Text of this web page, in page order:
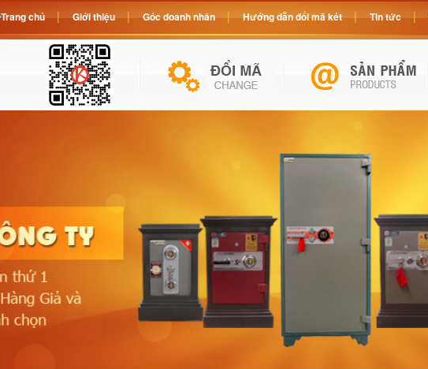
Trang chủ Giới thiệu Góc doanh nhân Hướng dẫn đổi mã két Tin tức